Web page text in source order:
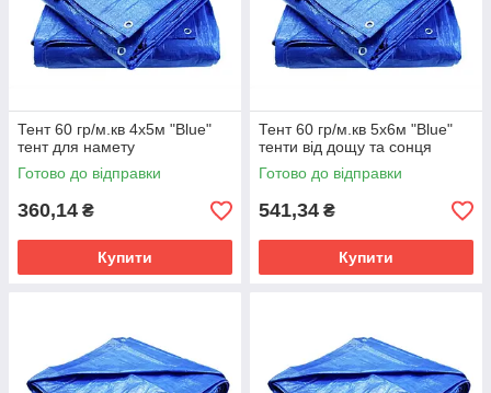
Тент 60 гр/м.кв 4х5м "Blue"
тент для намету
Готово до відправки
360,14 ₴
Купити
Тент 60 гр/м.кв 5х6м "Blue"
тенти від дощу та сонця
Готово до відправки
541,34 ₴
Купити